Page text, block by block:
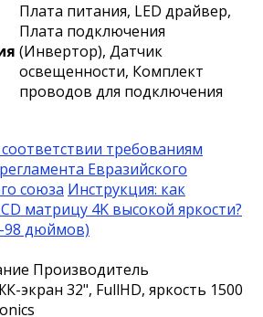
Плата питания, LED драйвер,
Плата подключения
(Инвертор), Датчик
освещенности, Комплект
проводов для подключения
требованиям
Евразийского
союза Инструкция: как
матрицу 4K высокой яркости?
98 дюймов)
Производитель
экран 32", FullHD, яркость 1500